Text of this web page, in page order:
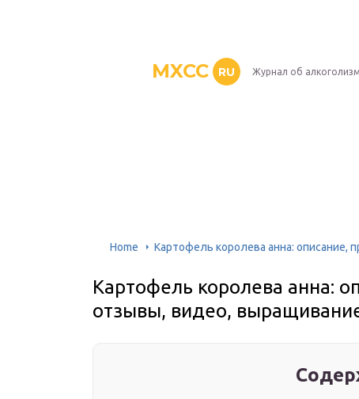
MXCC RU Журнал об
Home Картофель королева анна:
Картофель королева анна:
отзывы, видео,